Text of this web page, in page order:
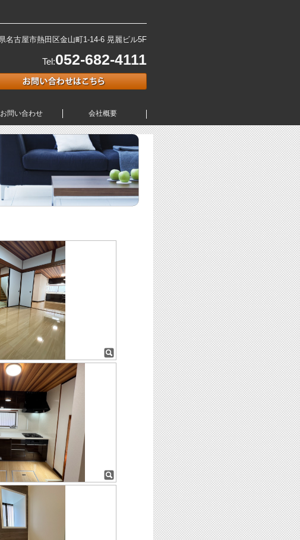
名古屋市熱田区金山町1-14-6 晃麗ビル5F
Tel:052-682-4111
お問い合わせ 会社概要